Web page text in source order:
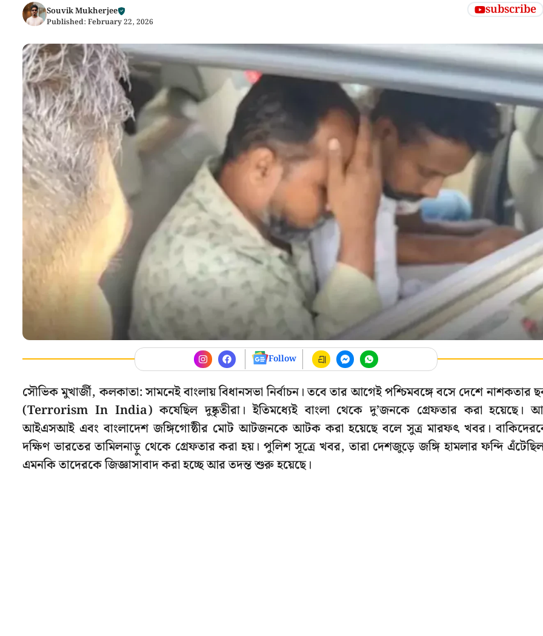
Souvik Mukherjee
Published: February 22, 2026
subscribe
Follow
সৌভিক মুখার্জী, কলকাতা: সামনেই বাংলায় বিধানসভা নির্বাচন। তবে তার আগেই পশ্চিমবঙ্গে বসে দেশে নাশকতার
(Terrorism In India) কষেছিল দুষ্কৃতীরা। ইতিমধ্যেই বাংলা থেকে দু’জনকে গ্রেফতার করা হয়েছে।
আইএসআই এবং বাংলাদেশ জঙ্গিগোষ্ঠীর মোট আটজনকে আটক করা হয়েছে বলে সুত্র মারফৎ খবর।
দক্ষিণ ভারতের তামিলনাড়ু থেকে গ্রেফতার করা হয়। পুলিশ সূত্রে খবর, তারা দেশজুড়ে জঙ্গি হামলার ফন্দি
এমনকি তাদেরকে জিজ্ঞাসাবাদ করা হচ্ছে আর তদন্ত শুরু হয়েছে।